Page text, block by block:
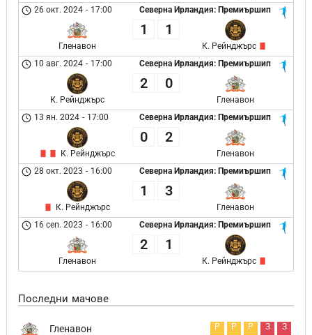
Северна Ирландия: Премиършип
26 окт. 2024 - 17:00
Гленавон
1 1
К. Рейнджърс
Северна Ирландия: Премиършип
10 авг. 2024 - 17:00
К. Рейнджърс
2 0
Гленавон
Северна Ирландия: Премиършип
13 ян. 2024 - 17:00
К. Рейнджърс
0 2
Гленавон
Северна Ирландия: Премиършип
28 окт. 2023 - 16:00
К. Рейнджърс
1 3
Гленавон
Северна Ирландия: Премиършип
16 сеп. 2023 - 16:00
Гленавон
2 1
К. Рейнджърс
Последни мачове
Гленавон Р Р Р З З